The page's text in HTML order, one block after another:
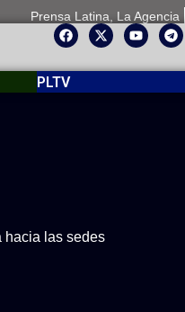
Prensa Latina, La Agencia
PLTV
hacia las sedes